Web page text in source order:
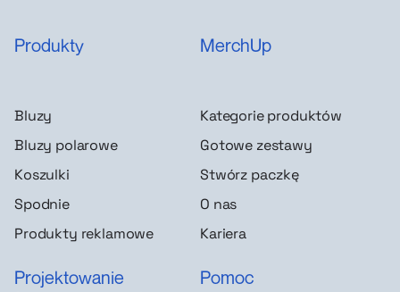
Produkty
Bluzy
Bluzy polarowe
Koszulki
Spodnie
Produkty reklamowe
MerchUp
Kategorie produktów
Gotowe zestawy
Stwórz paczkę
O nas
Kariera
Projektowanie
Pomoc